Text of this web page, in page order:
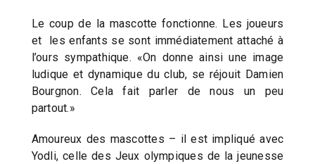
Le coup de la mascotte fonctionne. Les joueurs
et les enfants se sont immédiatement attaché à
l’ours sympathique. «On donne ainsi une image
ludique et dynamique du club, se réjouit Damien
Bourgnon. Cela fait parler de nous un peu
partout.»
Amoureux des mascottes – il est impliqué avec
Yodli, celle des Jeux olympiques de la jeunesse